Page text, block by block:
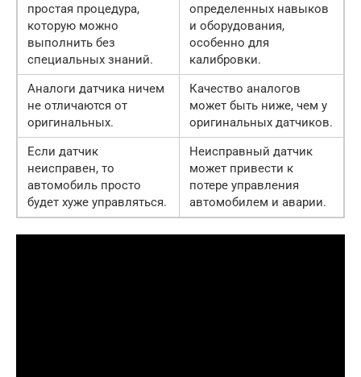
простая процедура,
которую можно
выполнить без
специальных знаний.
определенных навыков
и оборудования,
особенно для
калибровки.
Аналоги датчика ничем
не отличаются от
оригинальных.
Качество аналогов
может быть ниже, чем у
оригинальных датчиков.
Если датчик
неисправен, то
автомобиль просто
будет хуже управляться.
Неисправный датчик
может привести к
потере управления
автомобилем и аварии.